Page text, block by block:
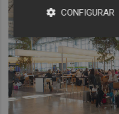
CONFIGURAR